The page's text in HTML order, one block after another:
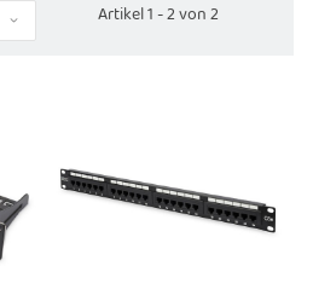
Artikel 1 - 2 von 2